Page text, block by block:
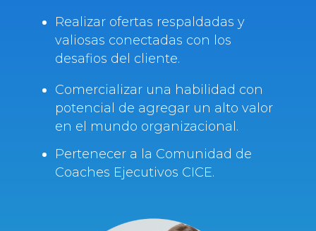
Realizar ofertas respaldadas y
valiosas conectadas con los
desafios del cliente.
Comercializar una habilidad con
potencial de agregar un alto valor
en el mundo organizacional.
Pertenecer a la Comunidad de
Coaches Ejecutivos CICE.